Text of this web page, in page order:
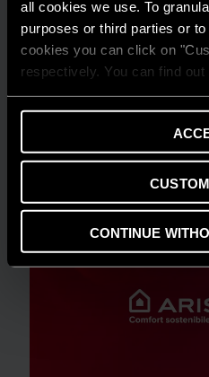
all cookies we use. To
purposes or third parties or
cookies you can click on
respectively. You can find
CONTINUE
LEGGI